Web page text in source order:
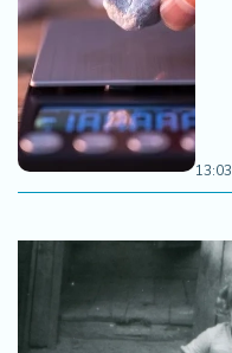
13:03